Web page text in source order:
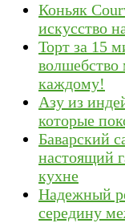
Коньяк
искусство
Торт за 15
волшебство
каждому!
Азу из
которые
Баварский
настоящий
кухне
Надежный
середину